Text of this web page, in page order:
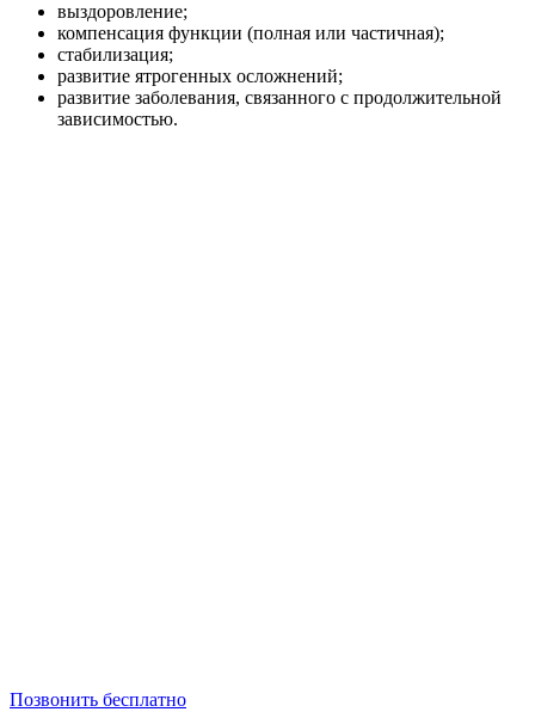
выздоровление;
компенсация функции (полная или частичная);
стабилизация;
развитие ятрогенных осложнений;
развитие заболевания, связанного с продолжительной
зависимостью.
Позвонить бесплатно